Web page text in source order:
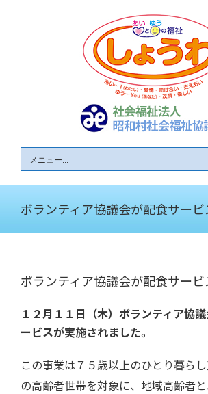
メニュー...
ボランティア協議会が配食サー
ボランティア協議会が配食サー
１２月１１日（木）ボランティア協
ービスが実施されました。
この事業は７５歳以上のひとり暮ら
の高齢者世帯を対象に、地域高齢者